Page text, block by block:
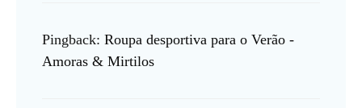
Pingback: Roupa desportiva para o Verão -
Amoras & Mirtilos